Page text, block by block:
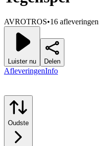
AVROTROS•16 afleveringen
Luister nu Delen
AfleveringenInfo
Oudste